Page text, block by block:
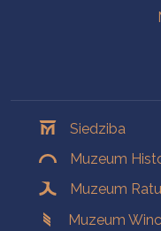
Siedziba
Muzeum
Muzeum
Muzeum